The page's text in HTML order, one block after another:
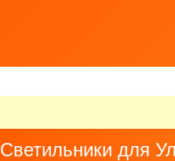
Светильники для